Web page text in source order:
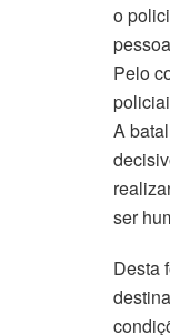
o
Pelo
A
ser
Desta